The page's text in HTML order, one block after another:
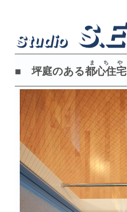
■ 坪庭のある都心住宅
まちや